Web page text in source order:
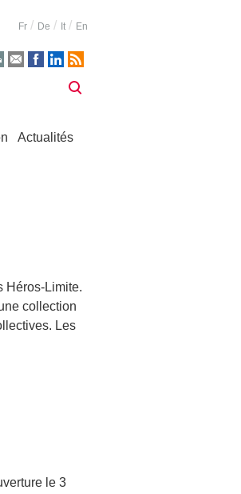
Fr De It En
Actualités
Héros-Limite.
collection
Les
le 3